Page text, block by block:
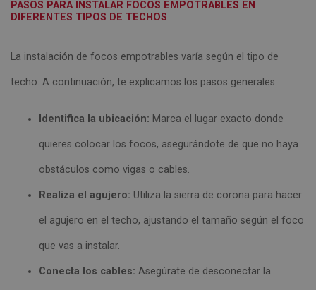
PASOS PARA INSTALAR FOCOS EMPOTRABLES EN
DIFERENTES TIPOS DE TECHOS
La instalación de focos empotrables varía según el tipo de
techo. A continuación, te explicamos los pasos generales:
Identifica la ubicación: Marca el lugar exacto donde
quieres colocar los focos, asegurándote de que no haya
obstáculos como vigas o cables.
Realiza el agujero: Utiliza la sierra de corona para hacer
el agujero en el techo, ajustando el tamaño según el foco
que vas a instalar.
Conecta los cables: Asegúrate de desconectar la